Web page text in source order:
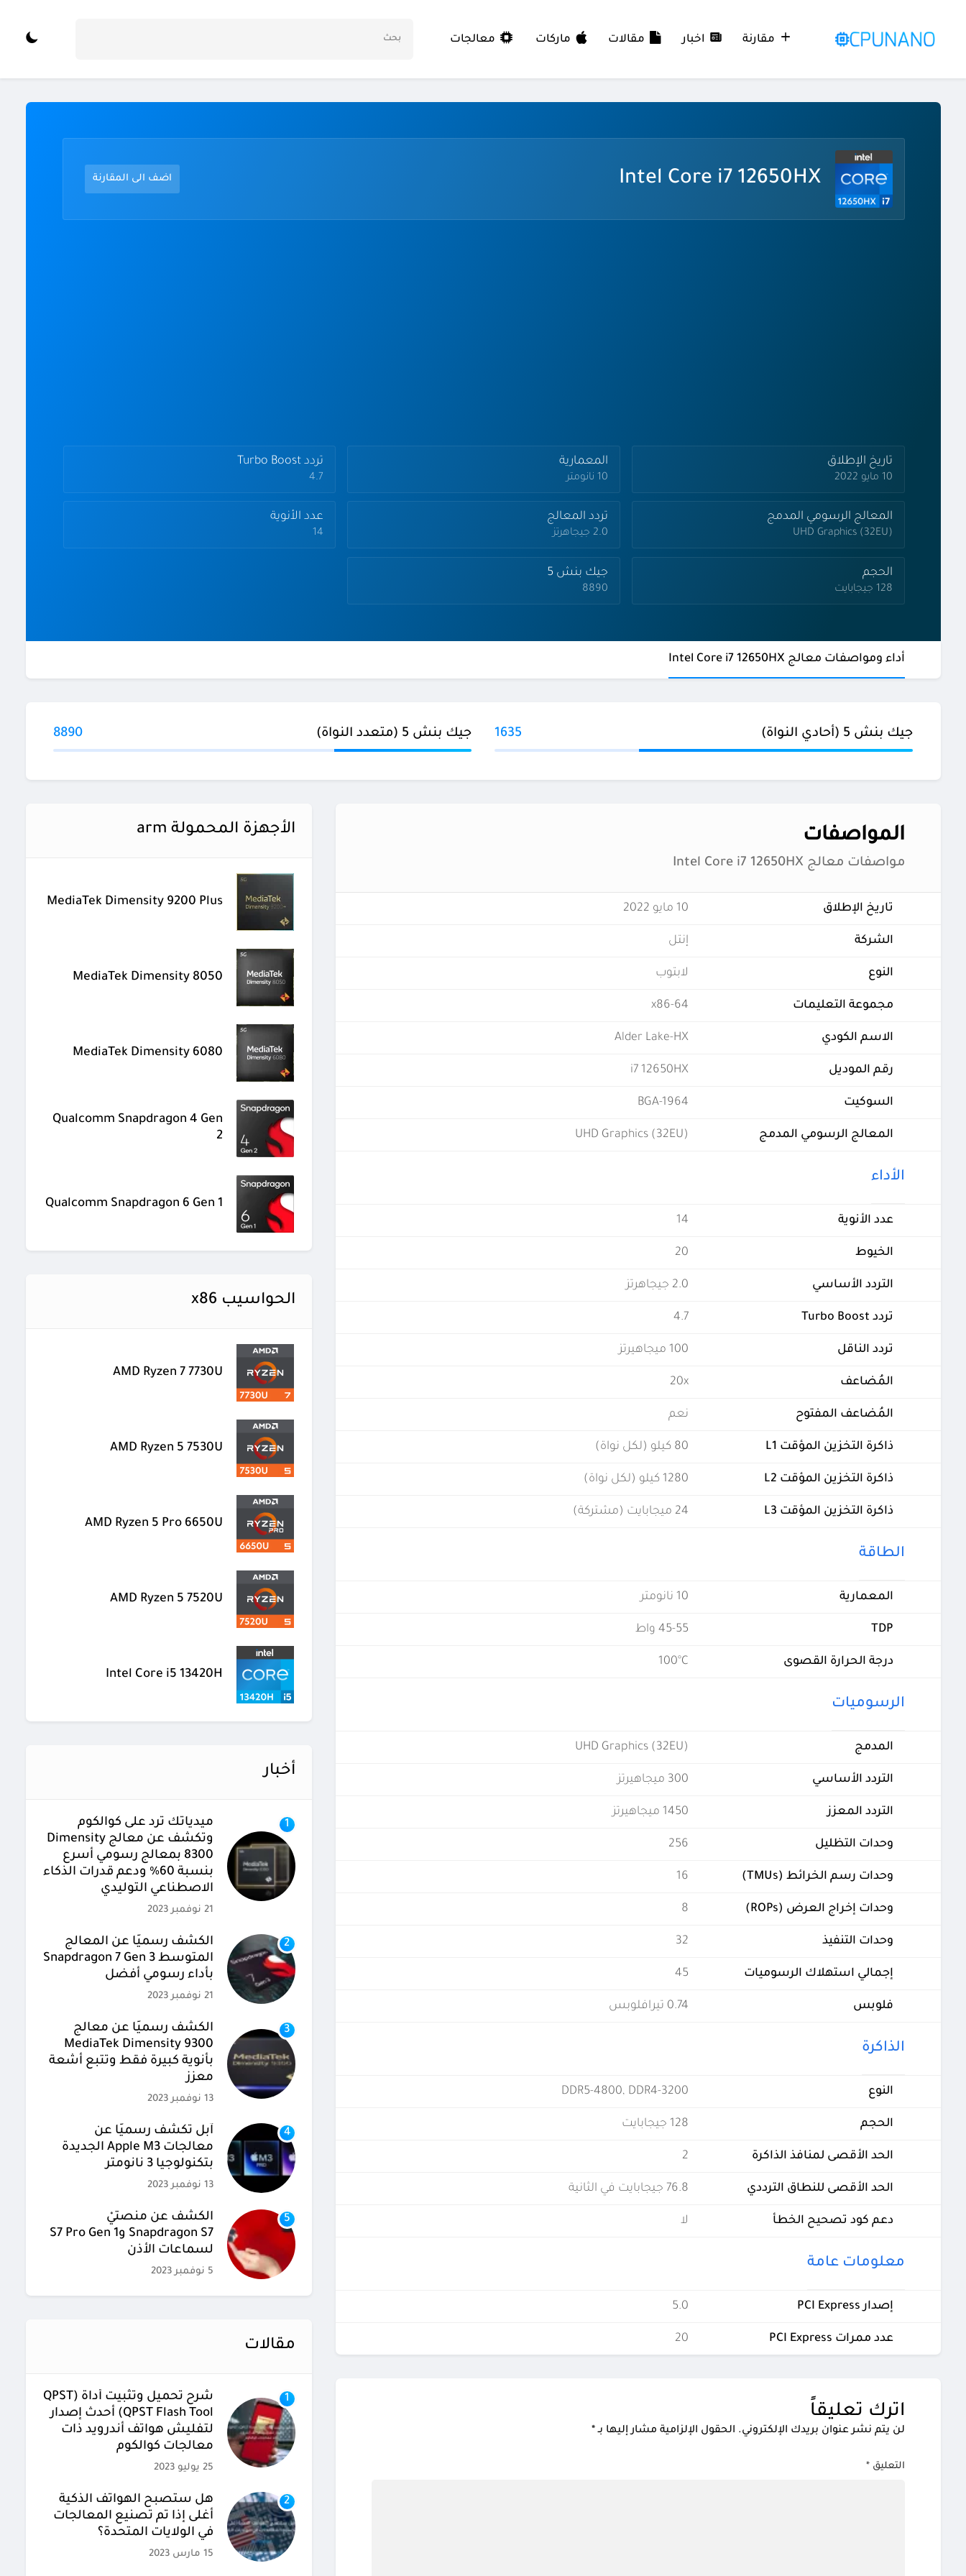
مقارنة اخبار مقالات ماركات
Intel Core i7 12650HX اضف الى المقارنة
تاريخ الإطلاق
10 مايو 2022
المعمارية
10 نانومتر
تردد Turbo Boost
4.7
المعالج الرسومي المدمج
UHD Graphics (32EU)
تردد المعالج
2.0 جيجاهرتز
عدد الأنوية
14
الحجم
128 جيجابايت
جيك بنش 5
8890
أداء ومواصفات معالج Intel Core i7 12650HX
جيك بنش 5 (أحادي النواة) 1635 جيك بنش 5 (متعدد النواة) 8890
المواصفات
مواصفات معالج Intel Core i7 12650HX
تاريخ الإطلاق 10 مايو 2022
الشركة إنتل
النوع لابتوب
مجموعة التعليمات x86-64
الاسم الكودي Alder Lake-HX
رقم الموديل i7 12650HX
السوكيت BGA-1964
المعالج الرسومي المدمج UHD Graphics (32EU)
الأداء
عدد الأنوية 14
الخيوط 20
التردد الأساسي 2.0 جيجاهرتز
تردد Turbo Boost 4.7
تردد الناقل 100 ميجاهيرتز
المُضاعف 20x
المُضاعف المفتوح نعم
ذاكرة التخزين المؤقت L1 80 كيلو (لكل نواة)
ذاكرة التخزين المؤقت L2 1280 كيلو (لكل نواة)
ذاكرة التخزين المؤقت L3 24 ميجابايت (مشتركة)
الطاقة
المعمارية 10 نانومتر
TDP 45-55 واط
درجة الحرارة القصوى 100°C
الرسوميات
المدمج UHD Graphics (32EU)
التردد الأساسي 300 ميجاهيرتز
التردد المعزز 1450 ميجاهيرتز
وحدات التظليل 256
وحدات رسم الخرائط (TMUs) 16
وحدات إخراج العرض (ROPs) 8
وحدات التنفيذ 32
إجمالي استهلاك الرسوميات 45
فلوبس 0.74 تيرافلوبس
الذاكرة
النوع DDR5-4800, DDR4-3200
الحجم 128 جيجابايت
الحد الأقصى لمنافذ الذاكرة 2
الحد الأقصى للنطاق الترددي 76.8 جيجابايت في الثانية
دعم كود تصحيح الخطأ لا
معلومات عامة
إصدار PCI Express 5.0
عدد ممرات PCI Express 20
اترك تعليقاً
لن يتم نشر عنوان بريدك الإلكتروني. الحقول الإلزامية مشار إليها بـ*
التعليق*
الأجهزة المحمولة arm
MediaTek Dimensity 9200 Plus
MediaTek Dimensity 8050
MediaTek Dimensity 6080
Qualcomm Snapdragon 4 Gen
2
Qualcomm Snapdragon 6 Gen 1
الحواسيب x86
AMD Ryzen 7 7730U
AMD Ryzen 5 7530U
AMD Ryzen 5 Pro 6650U
AMD Ryzen 5 7520U
Intel Core i5 13420H
أخبار
1
ميدياتك ترد على كوالكوم
وتكشف عن معالج Dimensity
8300 بمعالج رسومي أسرع
بنسبة 60% ودعم قدرات الذكاء
الاصطناعي التوليدي
21 نوفمبر 2023
2
الكشف رسميًا عن المعالج
المتوسط Snapdragon 7 Gen 3
بأداء رسومي أفضل
21 نوفمبر 2023
3
الكشف رسميًا عن معالج
MediaTek Dimensity 9300
بأنوية كبيرة فقط وتتبع أشعة
معزز
13 نوفمبر 2023
4
آبل تكشف رسميًا عن
معالجات Apple M3 الجديدة
بتكنولوجيا 3 نانومتر
13 نوفمبر 2023
5
الكشف عن منصتيْ
Snapdragon S7 وS7 Pro Gen 1
لسماعات الأذن
5 نوفمبر 2023
مقالات
1
شرح تحميل وتثبيت أداة (QPST
(QPST Flash Tool أحدث إصدار
لتفليش هواتف أندرويد ذات
معالجات كوالكوم
25 يوليو 2023
2
هل ستصبح الهواتف الذكية
أغلى إذا تم تصنيع المعالجات
في الولايات المتحدة؟
15 مارس 2023